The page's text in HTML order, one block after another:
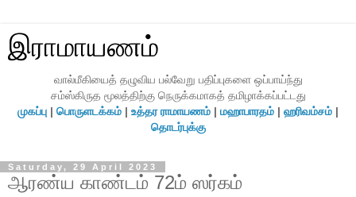
இராமாயணம்
வால்மீகியைத் தழுவிய பல்வேறு பதிப்புகளை ஒப்பாய்ந்து
சம்ஸ்கிருத மூலத்திற்கு நெருக்கமாகத் தமிழாக்கப்பட்டது
முகப்பு | பொருளடக்கம் | உத்தர ராமாயணம் | மஹாபாரதம் | ஹரிவம்சம் |
தொடர்புக்கு
Saturday, 29 April 2023
ஆரண்ய காண்டம் 72ம் ஸர்கம்